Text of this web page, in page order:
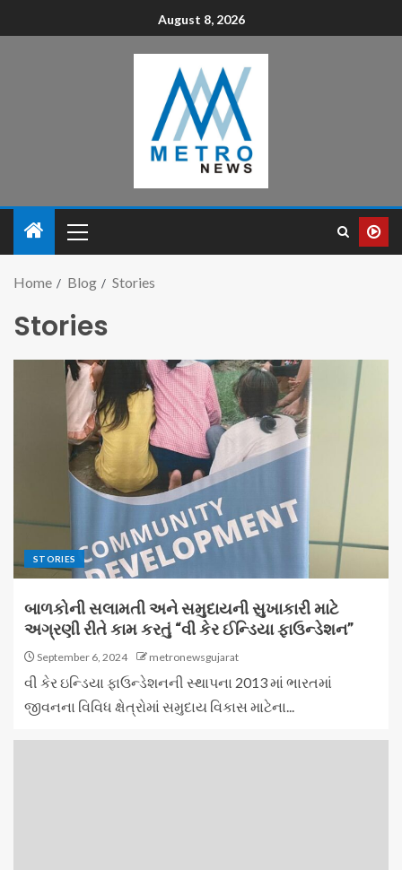
August 8, 2026
Home Blog Stories
Stories
STORIES
બાળકોની સલામતી અને સમુદાયની સુખાકારી માટે
અગ્રણી રીતે કામ કરતું “વી કેર ઈન્ડિયા ફાઉન્ડેશન”
September 6, 2024 metronewsgujarat
વી કેર ઇન્ડિયા ફાઉન્ડેશનની સ્થાપના 2013 માં ભારતમાં
જીવનના વિવિધ ક્ષેત્રોમાં સમુદાય વિકાસ માટેના...